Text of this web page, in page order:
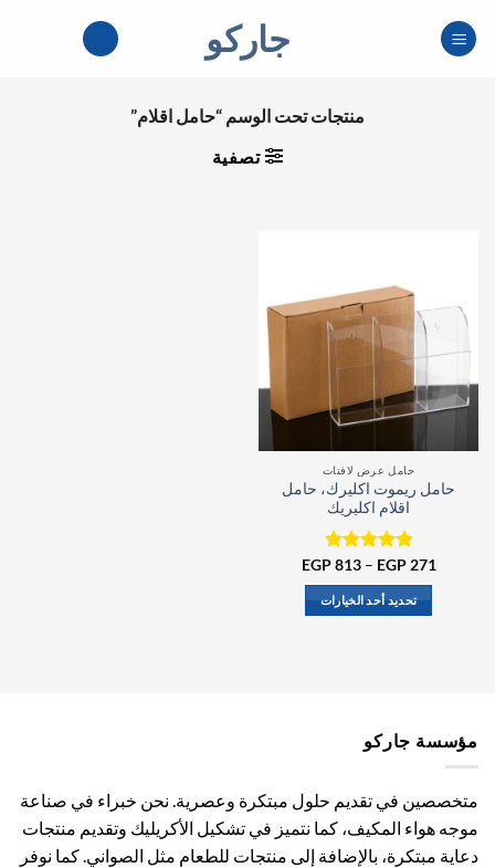
للمحتوى
جاركو
منتجات تحت الوسم “حامل اقلام”
تصفية
حامل عرض لافتات
حامل ريموت اكليرك، حامل
اقلام اكليريك
تم التقييم
5.00من 5
EGP271
–
EGP813
تحديد أحد الخيارات
لهذا
اختيار
الخيارات
على
مؤسسة جاركو
متخصصين في تقديم حلول مبتكرة وعصرية. نحن خبراء في صناعة
موجه هواء المكيف، كما نتميز في تشكيل الأكريليك وتقديم منتجات
دعاية مبتكرة، بالإضافة إلى منتجات للطعام مثل الصواني. كما نوفر